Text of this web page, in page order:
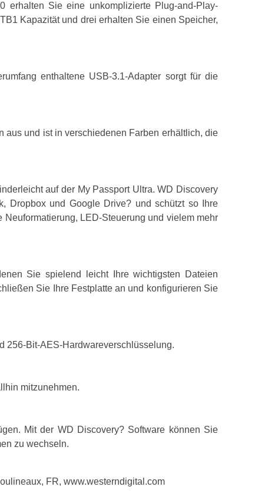
Sie eine unkomplizierte Plug-and-Play-
Kapazität und drei erhalten Sie einen Speicher,
enthaltene USB-3.1-Adapter sorgt für die
aus und ist in verschiedenen Farben erhältlich, die
auf der My Passport Ultra. WD Discovery
Dropbox und Google Drive? und schützt so Ihre
LED-Steuerung und vielem mehr
Sie spielend leicht Ihre wichtigsten Dateien
Sie Ihre Festplatte an und konfigurieren Sie
256-Bit-AES-Hardwareverschlüsselung.
mitzunehmen.
Mit der WD Discovery? Software können Sie
zu wechseln.
FR, www.westerndigital.com